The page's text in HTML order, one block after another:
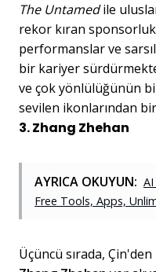
The Untamedile
rekor kıran
performanslar ve
bir kariyer
ve çok yönlülüğünün
sevilen ikonlarından
3. Zhang Zhehan
AYRICA OKUYUN:
Free Tools, Apps,
Üçüncü sırada,